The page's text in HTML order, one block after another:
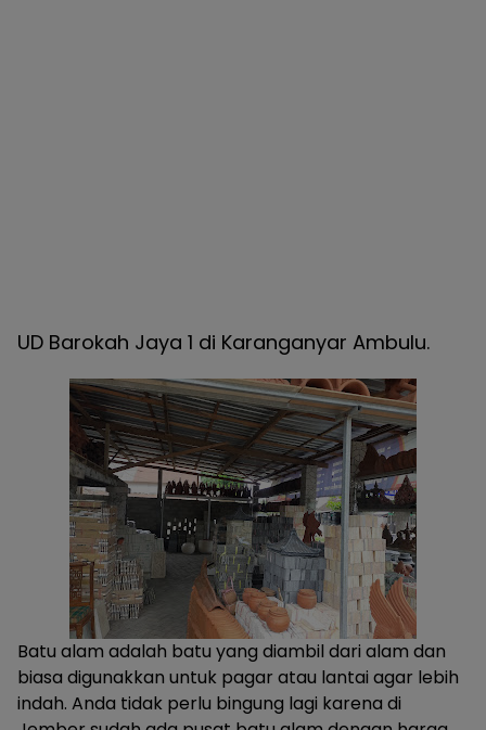
UD Barokah Jaya 1 di Karanganyar Ambulu.
Batu alam adalah batu yang diambil dari alam dan
biasa digunakkan untuk pagar atau lantai agar lebih
indah. Anda tidak perlu bingung lagi karena di